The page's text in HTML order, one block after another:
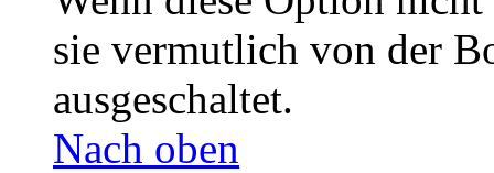
sie vermutlich von der
ausgeschaltet.
Nach oben